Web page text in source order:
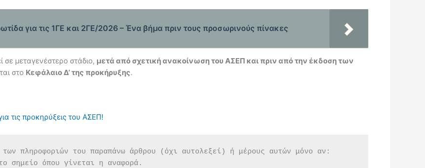
για τις 1ΓΕ και 2ΓΕ/2026 – Ένα βήμα πριν τους προσωρινούς πίνακες
μεταγενέστερο στάδιο, μετά από σχετική ανακοίνωση του ΑΣΕΠ και πριν από την έκδοση των
στο Κεφάλαιο Δ’ της προκήρυξης.
τις προκηρύξεις του ΑΣΕΠ!
των πληροφοριών του παραπάνω άρθρου (όχι αυτολεξεί) ή μέρους αυτών μόνο αν:
σημείο όπου γίνεται η αναφορά.